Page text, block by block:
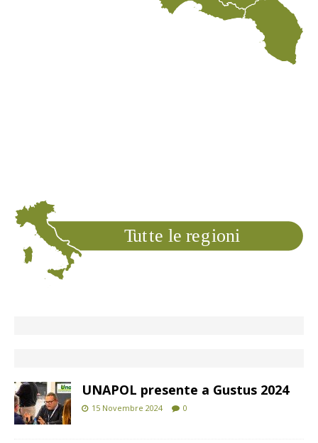
Tutte leregioni
UNAPOL presente a Gustus 2024
15 Novembre 2024 0